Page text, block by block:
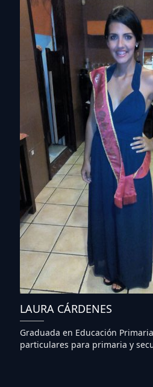
LAURA CÁRDENES
Graduada en Educación
particulares para primaria y